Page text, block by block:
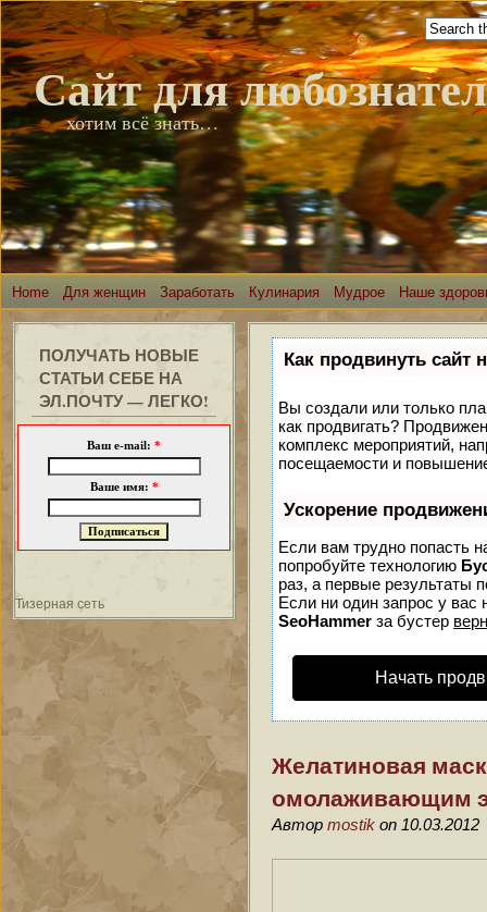
Сайт для
хотим всё знать…
Home Для женщин Заработать Кулинария Мудрое Наше
ПОЛУЧАТЬ НОВЫЕ
СТАТЬИ СЕБЕ НА
ЭЛ.ПОЧТУ — ЛЕГКО!
Ваш e-mail: *
Ваше имя: *
Тизерная сеть
Как продвинуть сайт
Вы создали или только
как продвигать?
комплекс мероприятий,
посещаемости и
Ускорение
Если вам трудно попасть
попробуйте технологию
раз, а первые результаты
Если ни один запрос у вас
SeoHammer за бустер
Начать
Желатиновая
омолаживающим
Автор mostik on 10.03.2012